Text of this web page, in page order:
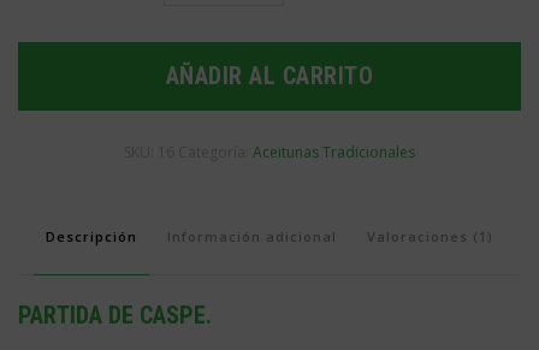
Caspe
AÑADIR AL CARRITO
Aceitunas Tradicionales
Descripción Información adicional Valoraciones (1)
PARTIDA DE CASPE.